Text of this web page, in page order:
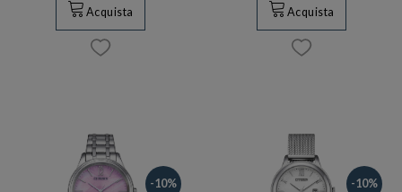
Acquista Acquista
-10% -10%